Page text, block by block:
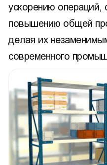
ускорению
повышению общей
делая их
современного